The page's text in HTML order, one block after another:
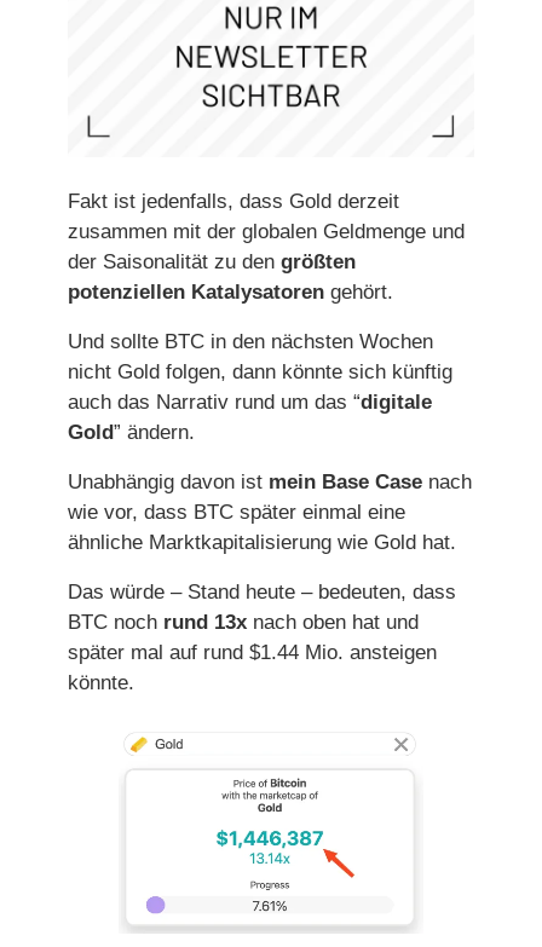
Fakt ist jedenfalls, dass Gold derzeit
zusammen mit der globalen Geldmenge und
der Saisonalität zu den größten
potenziellen Katalysatoren gehört.
Und sollte BTC in den nächsten Wochen
nicht Gold folgen, dann könnte sich künftig
auch das Narrativ rund um das “digitale
Gold” ändern.
Unabhängig davon ist mein Base Case nach
wie vor, dass BTC später einmal eine
ähnliche Marktkapitalisierung wie Gold hat.
Das würde – Stand heute – bedeuten, dass
BTC noch rund 13x nach oben hat und
später mal auf rund $1.44 Mio. ansteigen
könnte.